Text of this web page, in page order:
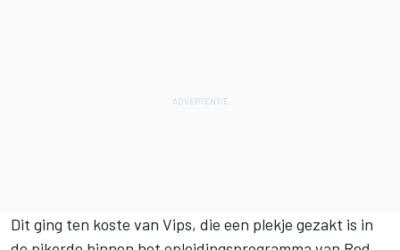
Dit ging ten koste van Vips, die een plekje gezakt is in